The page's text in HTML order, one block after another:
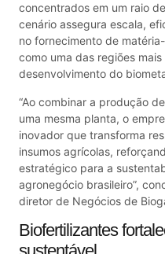
concentrados em um raio
cenário assegura escala,
no fornecimento de
como uma das regiões
desenvolvimento do
“Ao combinar a produção
uma mesma planta, o
inovador que transforma
insumos agrícolas,
estratégico para a
agronegócio brasileiro”,
diretor de Negócios de
Biofertilizantes